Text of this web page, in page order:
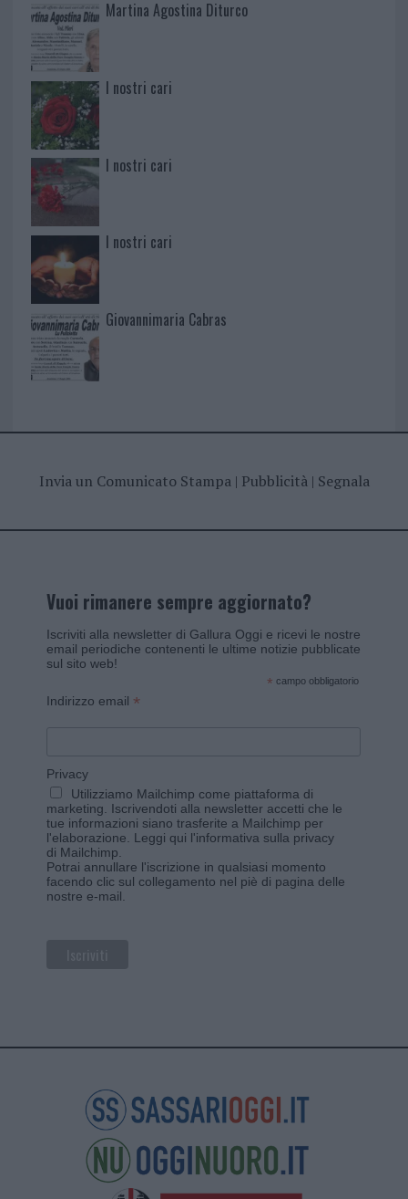
Martina Agostina Diturco
I nostri cari
I nostri cari
I nostri cari
Giovannimaria Cabras
Invia un Comunicato Stampa| Pubblicità| Segnala
Vuoi rimanere sempre aggiornato?
Iscriviti alla newsletter di Gallura Oggi e ricevi le nostre
email periodiche contenenti le ultime notizie pubblicate
sul sito web!
* campo obbligatorio
Indirizzo email *
Privacy
Utilizziamo Mailchimp come piattaforma di
marketing. Iscrivendoti alla newsletter accetti che le
tue informazioni siano trasferite a Mailchimp per
l'elaborazione. Leggi qui l'informativa sulla privacy
di Mailchimp
Potrai annullare l'iscrizione in qualsiasi momento
facendo clic sul collegamento nel piè di pagina delle
nostre e-mail.